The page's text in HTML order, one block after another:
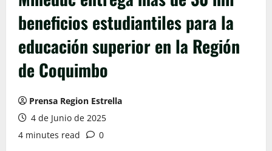
beneficios estudiantiles para la
educación superior en la Región
de Coquimbo
Prensa Region Estrella
4 de Junio de 2025
4 minutes read
0